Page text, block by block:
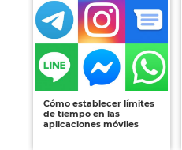
Cómo establecer límites
de tiempo en las
aplicaciones móviles